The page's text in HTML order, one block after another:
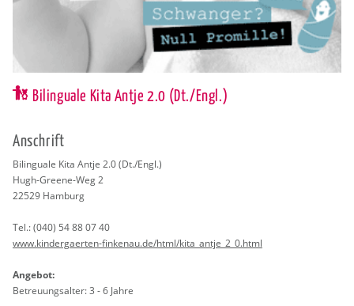
Bilinguale Kita Antje 2.0 (Dt./Engl.)
An­schrift
Bi­lin­gua­le Kita Antje 2.0 (Dt./Engl.)
Hugh-Gree­ne-Weg 2
22529 Ham­burg
Tel.:(040) 54 88 07 40
www.​kin​derg​aert​en-​finkenau.​de/​html/​kita_​antje_​2_​0.​html
An­ge­bot:
Be­treu­ungs­al­ter: 3 - 6 Jahre